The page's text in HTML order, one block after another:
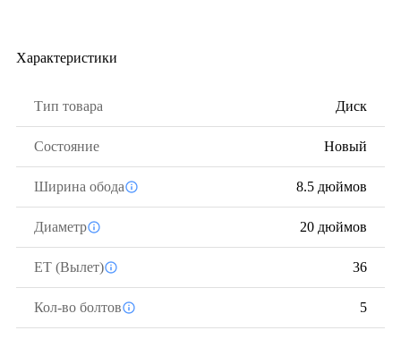
Характеристики
Тип товара Диск
Состояние Новый
Ширина обода 8.5 дюймов
Диаметр 20 дюймов
ЕТ (Вылет) 36
Кол-во болтов 5